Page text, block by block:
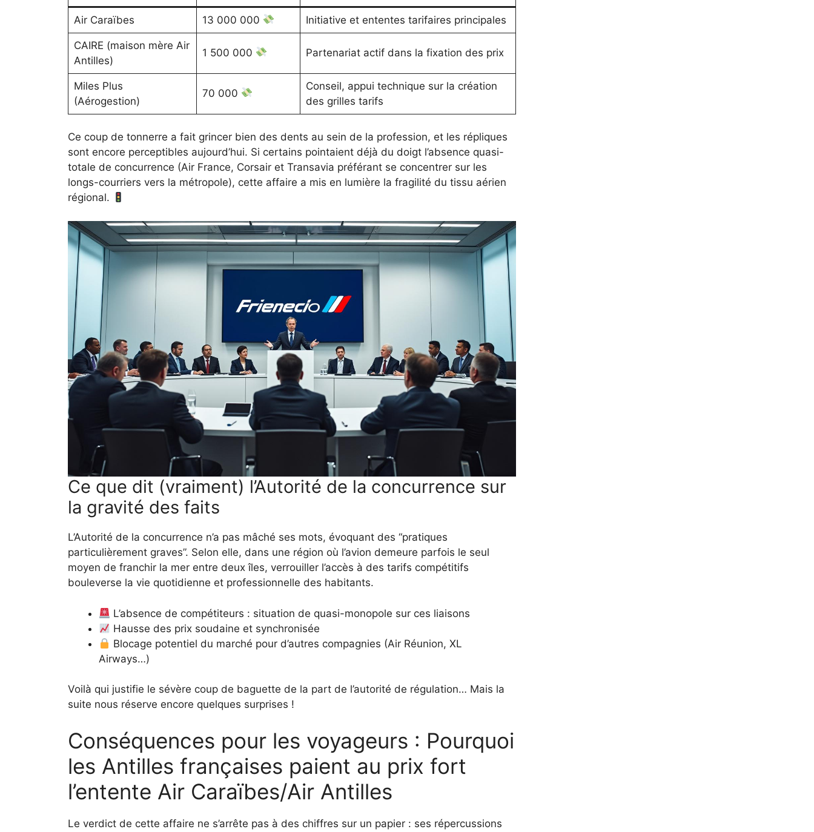
Air Caraïbes 13 000 000 Initiative et ententes tarifaires principales
CAIRE (maison mère Air
Antilles)
1 500 000 Partenariat actif dans la fixation des prix
Miles Plus
(Aérogestion)
70 000
Conseil, appui technique sur la création
des grilles tarifs
Ce coup de tonnerre a fait grincer bien des dents au sein de la profession, et les répliques
sont encore perceptibles aujourd’hui. Si certains pointaient déjà du doigt l’absence quasi-
totale de concurrence (Air France, Corsair et Transavia préférant se concentrer sur les
longs-courriers vers la métropole), cette affaire a mis en lumière la fragilité du tissu aérien
régional.
Ce que dit (vraiment) l’Autorité de la concurrence sur
la gravité des faits
L’Autorité de la concurrence n’a pas mâché ses mots, évoquant des “pratiques
particulièrement graves”. Selon elle, dans une région où l’avion demeure parfois le seul
moyen de franchir la mer entre deux îles, verrouiller l’accès à des tarifs compétitifs
bouleverse la vie quotidienne et professionnelle des habitants.
L’absence de compétiteurs : situation de quasi-monopole sur ces liaisons
Hausse des prix soudaine et synchronisée
Blocage potentiel du marché pour d’autres compagnies (Air Réunion, XL
Airways…)
Voilà qui justifie le sévère coup de baguette de la part de l’autorité de régulation… Mais la
suite nous réserve encore quelques surprises !
Conséquences pour les voyageurs : Pourquoi
les Antilles françaises paient au prix fort
l’entente Air Caraïbes/Air Antilles
Le verdict de cette affaire ne s’arrête pas à des chiffres sur un papier : ses répercussions